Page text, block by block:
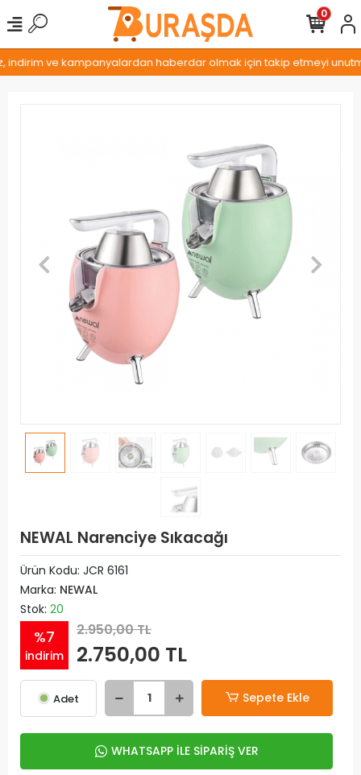
ve kampanyalardan haberdar olmak için takip etmeyi
0
NEWAL Narenciye Sıkacağı
Ürün Kodu: JCR 6161
Marka: NEWAL
Stok: 20
%7
indirim
2.950,00 TL
2.750,00 TL
Adet Sepete Ekle
WHATSAPP İLE SİPARİŞ VER